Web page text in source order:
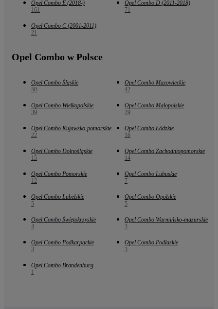
Opel Combo E (2018-)
161
Opel Combo D (2011-2018)
71
Opel Combo C (2001-2011)
21
Opel Combo w Polsce
Opel Combo Śląskie
50
Opel Combo Mazowieckie
42
Opel Combo Wielkopolskie
39
Opel Combo Małopolskie
29
Opel Combo Kujawsko-pomorskie
22
Opel Combo Łódzkie
16
Opel Combo Dolnośląskie
15
Opel Combo Zachodniopomorskie
14
Opel Combo Pomorskie
12
Opel Combo Lubuskie
7
Opel Combo Lubelskie
5
Opel Combo Opolskie
5
Opel Combo Świętokrzyskie
4
Opel Combo Warmińsko-mazurskie
3
Opel Combo Podkarpackie
3
Opel Combo Podlaskie
3
Opel Combo Brandenburg
1